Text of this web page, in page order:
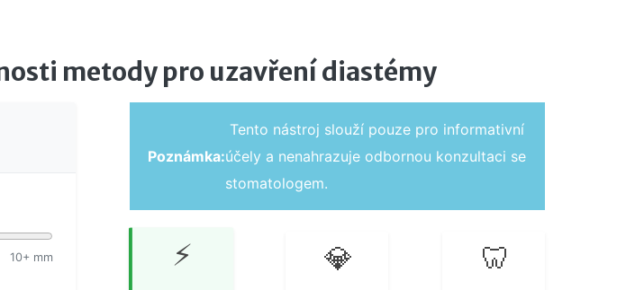
metody pro uzavření diastémy
10+ mm
Poznámka:
Tento nástroj slouží pouze pro informativní
účely a nenahrazuje odbornou konzultaci se
stomatologem.
⚡ 💎 🦷